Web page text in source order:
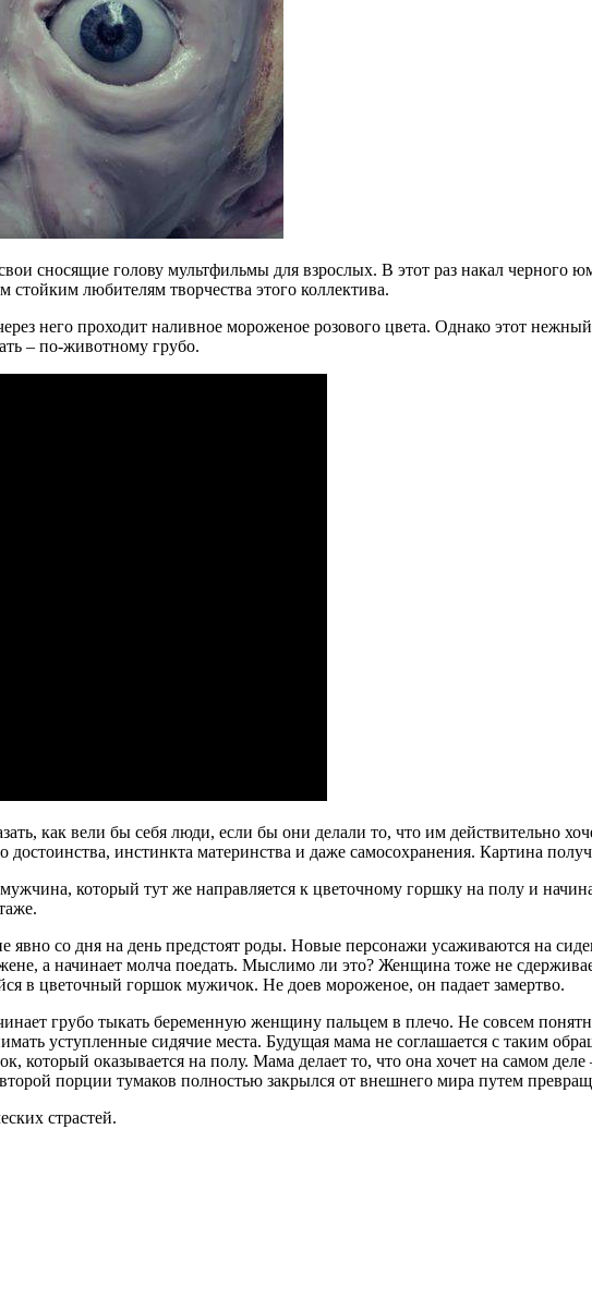
сносящие голову мультфильмы для взрослых. В этот раз накал черного
любителям творчества этого коллектива.
него проходит наливное мороженое розового цвета. Однако этот
– по-животному грубо.
как вели бы себя люди, если бы они делали то, что им действительно
инстинкта материнства и даже самосохранения. Картина
который тут же направляется к цветочному горшку на полу и
со дня на день предстоят роды. Новые персонажи усаживаются на
а начинает молча поедать. Мыслимо ли это? Женщина тоже не
в цветочный горшок мужичок. Не доев мороженое, он падает замертво.
грубо тыкать беременную женщину пальцем в плечо. Не совсем
уступленные сидячие места. Будущая мама не соглашается с таким
который оказывается на полу. Мама делает то, что она хочет на самом деле
порции тумаков полностью закрылся от внешнего мира путем
страстей.